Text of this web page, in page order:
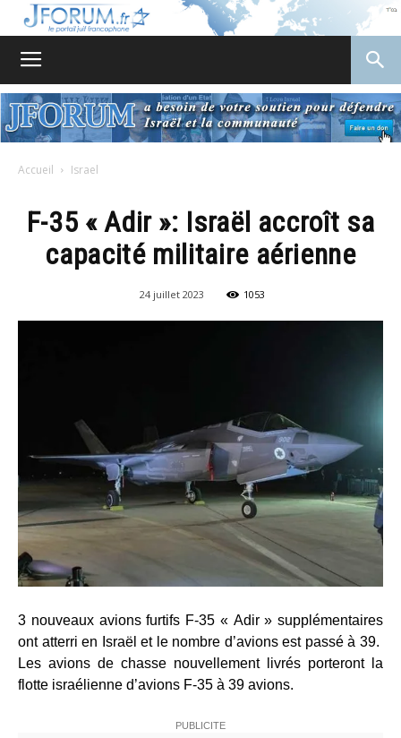
Accueil Israel
F-35 « Adir »: Israël accroît sa
capacité militaire aérienne
24 juillet 2023 1053
3 nouveaux avions furtifs F-35 « Adir » supplémentaires
ont atterri en Israël et le nombre d’avions est passé à 39.
Les avions de chasse nouvellement livrés porteront la
flotte israélienne d’avions F-35 à 39 avions.